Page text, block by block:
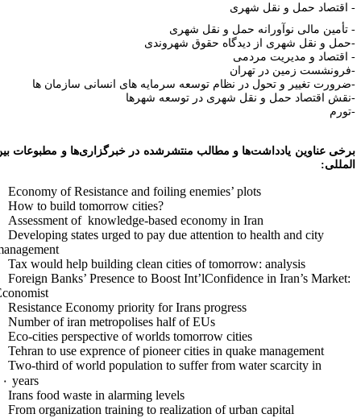
اقتصاد حمل و نقل شهری
تأمین مالی نوآورانه حمل و نقل شهری
و نقل شهری از دیدگاه حقوق شهروندی
اقتصاد و مدیریت مردمی
زمین در تهران
تغییر و تحول در نظام توسعه سرمایه های انسانی سازمان ها
اقتصاد حمل و نقل شهری در توسعه شهرها
عناوین یادداشت‌ها و مطالب منتشرشده در خبرگزاری‌ها و مطبوعات بین‌
- Economy of Resistance and foiling enemies’ plots
- How to build tomorrow cities?
- Assessment of knowledge-based economy in Iran
- Developing states urged to pay due attention to health and city
management
- Tax would help building clean cities of tomorrow: analysis
- Foreign Banks’ Presence to Boost Int’lConfidence in Iran’s Market:
Economist
- Resistance Economy priority for Irans progress
- Number of iran metropolises half of EUs
- Eco-cities perspective of worlds tomorrow cities
- Tehran to use exprence of pioneer cities in quake management
- Two-third of world population to suffer from water scarcity in
۱۰years
- Irans food waste in alarming levels
- From organization training to realization of urban capital